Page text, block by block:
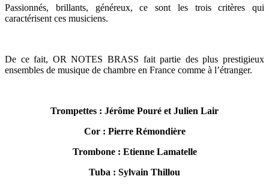
Passionnés, brillants, généreux, ce sont les trois critères qui
caractérisent ces musiciens.
De ce fait, OR NOTES BRASS fait partie des plus prestigieux
ensembles de musique de chambre en France comme à l’étranger.
Trompettes : Jérôme Pouré et Julien Lair
Cor : Pierre Rémondière
Trombone : Etienne Lamatelle
Tuba : Sylvain Thillou